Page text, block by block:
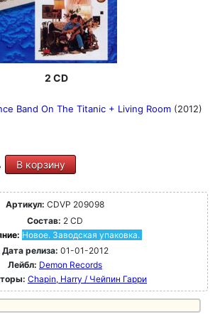
2 CD
Band On The Titanic + Living Room (2012)
В корзину
Артикул: CDVP 209098
Состав: 2 CD
Новое. Заводская упаковка.
Дата релиза: 01-01-2012
Лейбл: Demon Records
Chapin, Harry / Чейпин Гарри